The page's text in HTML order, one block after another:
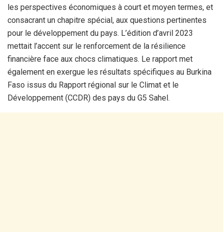
les perspectives économiques à court et moyen termes, et
consacrant un chapitre spécial, aux questions pertinentes
pour le développement du pays. L’édition d’avril 2023
mettait l’accent sur le renforcement de la résilience
financière face aux chocs climatiques. Le rapport met
également en exergue les résultats spécifiques au Burkina
Faso issus du Rapport régional sur le Climat et le
Développement (CCDR) des pays du G5 Sahel.